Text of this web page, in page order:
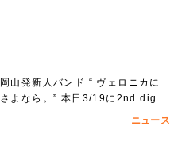
岡山発新人バンド “ ヴェロニカに
さよなら。” 本日3/19に2nd digit
ニュース